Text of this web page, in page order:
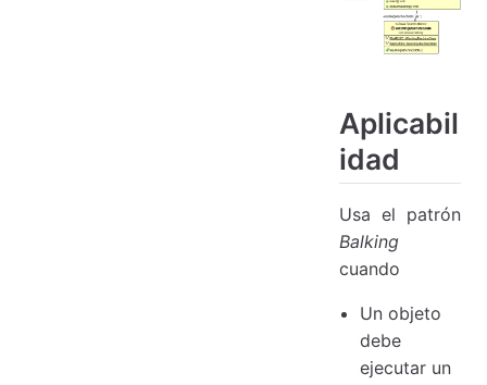
Aplicabil
idad
Usa el patrón
Balking
cuando
Un objeto
debe
ejecutar un